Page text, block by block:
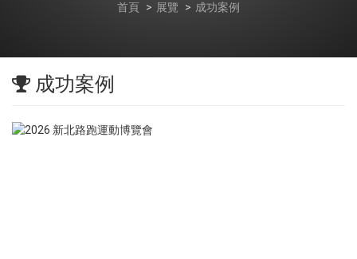
首頁 展覽 成功案例
成功案例